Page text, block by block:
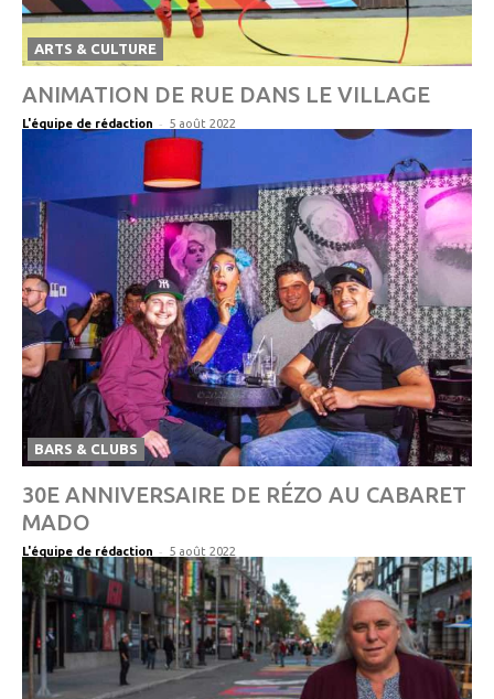
ARTS & CULTURE
ANIMATION DE RUE DANS LE VILLAGE
L'équipe de rédaction - 5 août 2022
BARS & CLUBS
30E ANNIVERSAIRE DE RÉZO AU CABARET
MADO
L'équipe de rédaction - 5 août 2022